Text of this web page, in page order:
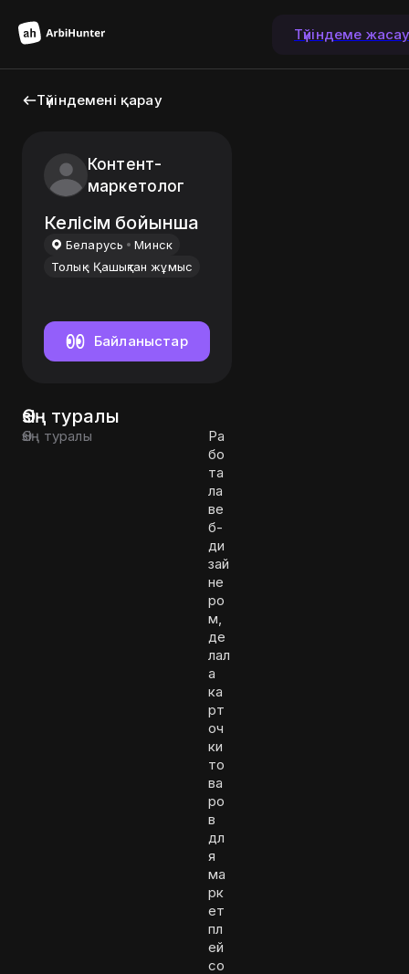
Түйіндеме
Түйіндемені қарау
Контент-
маркетолог
Келісім бойынша
Беларусь
Минск
Толық
Қашықтан жұмыс
Байланыстар
Өзің туралы
Өзің туралы
Ра
бо
та
ла
ве
б-
ди
зай
не
ро
м,
де
лал
а
ка
рт
оч
ки
то
ва
ро
в
дл
я
ма
рк
ет
пл
ей
со